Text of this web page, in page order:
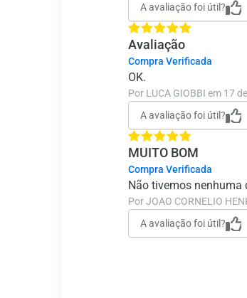
A avaliação foi útil?
Avaliação
Compra Verificada
OK.
Por LUCA GIOBBI em 17
A avaliação foi útil?
MUITO BOM
Compra Verificada
Não tivemos
Por JOAO CORNELIO
A avaliação foi útil?